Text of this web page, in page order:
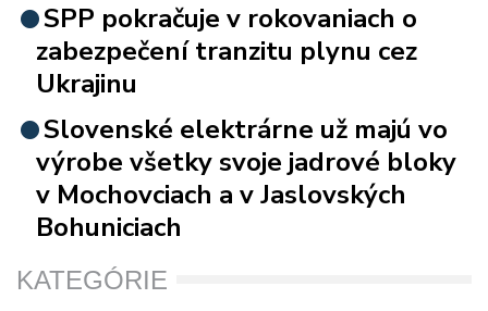
SPP pokračuje v rokovaniach o
zabezpečení tranzitu plynu cez
Ukrajinu
Slovenské elektrárne už majú vo
výrobe všetky svoje jadrové bloky
v Mochovciach a v Jaslovských
Bohuniciach
KATEGÓRIE